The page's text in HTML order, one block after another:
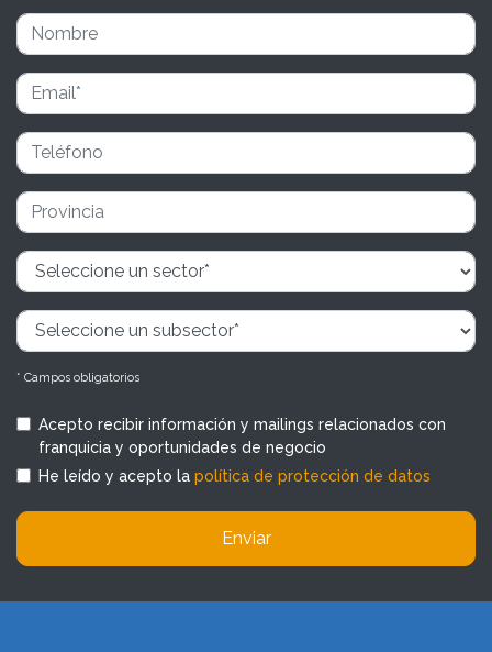
* Campos obligatorios
Acepto recibir información y mailings relacionados con
franquicia y oportunidades de negocio
He leído y acepto la política de protección de datos
Enviar